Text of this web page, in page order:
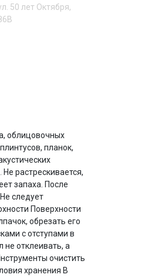
50 лет Октября,
облицовочных
планок,
растрескивается,
запаха. После
следует
Поверхности
обрезать его
с отступами в
отклеивать, а
очистить
хранения В